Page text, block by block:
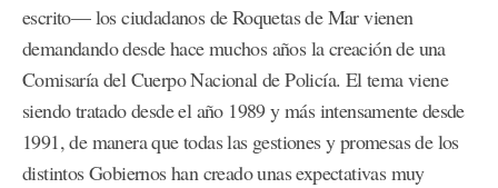
escrito— los ciudadanos de Roquetas de Mar vienen
demandando desde hace muchos años la creación de una
Comisaría del Cuerpo Nacional de Policía. El tema viene
siendo tratado desde el año 1989 y más intensamente desde
1991, de manera que todas las gestiones y promesas de los
distintos Gobiernos han creado unas expectativas muy